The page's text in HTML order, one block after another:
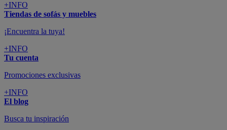
+INFO
Tiendas de sofás y muebles
¡Encuentra la tuya!
+INFO
Tu cuenta
Promociones exclusivas
+INFO
El blog
Busca tu inspiración